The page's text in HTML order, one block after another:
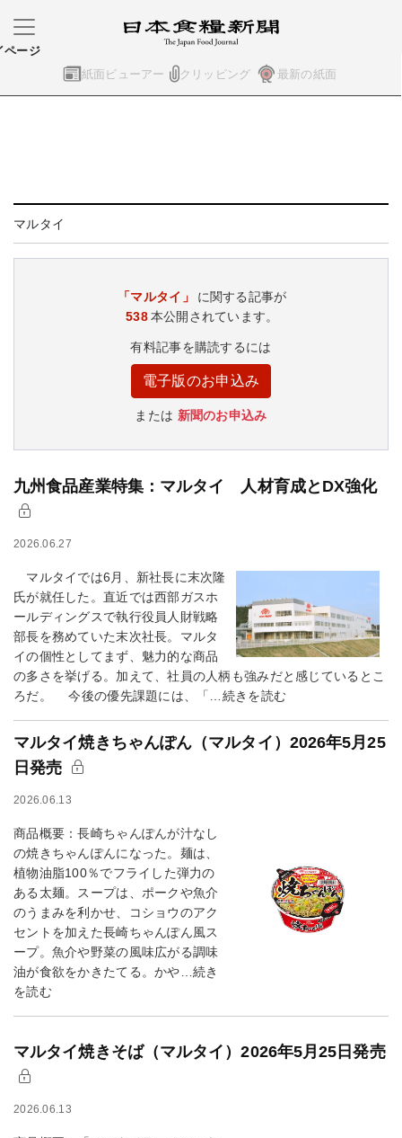
紙面ビューアー クリッピング 最新の紙面
ページ
マルタイ
「マルタイ」
に関する記事が
538本公開されています。
有料記事を購読するには
電子版のお申込み
または 新聞のお申込み
九州食品産業特集：マルタイ 人材育成とDX強化
2026.06.27
マルタイでは6月、新社長に末次隆
氏が就任した。直近では西部ガスホ
ールディングスで執行役員人財戦略
部長を務めていた末次社長。マルタ
イの個性としてまず、魅力的な商品
の多さを挙げる。加えて、社員の人柄も強みだと感じているとこ
ろだ。 今後の優先課題には、「…続きを読む
マルタイ焼きちゃんぽん（マルタイ）2026年5月25
日発売
2026.06.13
商品概要：長崎ちゃんぽんが汁なし
の焼きちゃんぽんになった。麺は、
植物油脂100％でフライした弾力の
ある太麺。スープは、ポークや魚介
のうまみを利かせ、コショウのアク
セントを加えた長崎ちゃんぽん風ス
ープ。魚介や野菜の風味広がる調味
油が食欲をかきたてる。かや…続き
を読む
マルタイ焼きそば（マルタイ）2026年5月25日発売
2026.06.13